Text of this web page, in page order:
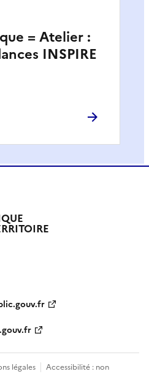
= Atelier :
INSPIRE
légales
Accessibilité : non